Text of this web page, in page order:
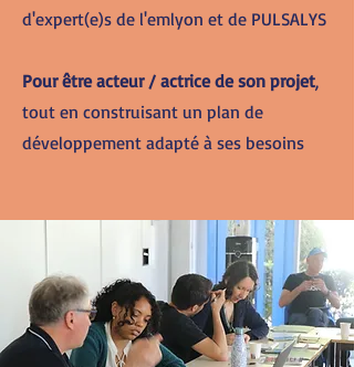
d'expert(e)s de l'emlyon et de PULSALYS
Pour être acteur / actrice de son projet,
tout en construisant un plan de
développement adapté à ses besoins